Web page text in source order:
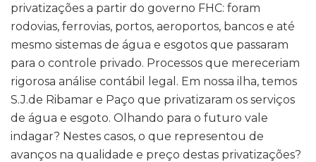
privatizações a partir do governo FHC: foram
rodovias, ferrovias, portos, aeroportos, bancos e até
mesmo sistemas de água e esgotos que passaram
para o controle privado. Processos que mereceriam
rigorosa análise contábil legal. Em nossa ilha, temos
S.J.de Ribamar e Paço que privatizaram os serviços
de água e esgoto. Olhando para o futuro vale
indagar? Nestes casos, o que representou de
avanços na qualidade e preço destas privatizações?